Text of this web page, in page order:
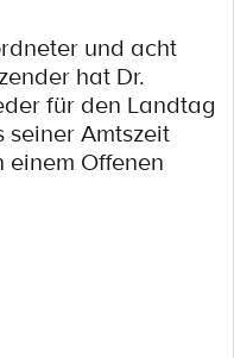
und acht
hat Dr.
für den Landtag
seiner Amtszeit
Offenen